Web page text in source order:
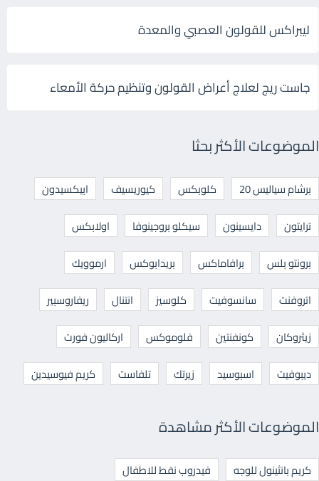
ليبراكس للقولون العصبي والمعدة
جاست ريج لعلاج أعراض القولون وتنظيم حركة الأمعاء
الموضوعات الأكثر بحثا
برشام سياليس 20 كلوبكس كيوريسيف
ابيكسيدون
ترايتون
دايسينون سيكلو بروجينوفا
اولابكس
برونتو بلس
برافاماكس بريدابوكس
ارموويك
اتروفنت
سانسوفيت كلوسيز انتنال
ريفاروسبير
زيثروكان
كونفنتين فلوموكس
اركاليون فورت
ديبوفيت
اسبوسيد زيرتك تلفاست كريم فيوسيدين
الموضوعات الأكثر مشاهدة
كريم بانثينول للوجه فيدروب نقط للاطفال